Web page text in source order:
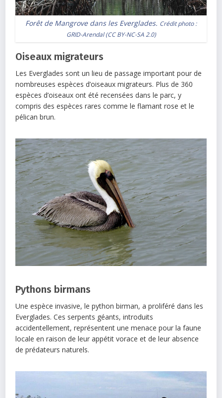
Forêt de Mangrove dans les Everglades. Crédit photo :
GRID-Arendal(CC BY-NC-SA 2.0)
Oiseaux migrateurs
Les Everglades sont un lieu de passage important pour de
nombreuses espèces d’oiseaux migrateurs. Plus de 360
espèces d’oiseaux ont été recensées dans le parc, y
compris des espèces rares comme le flamant rose et le
pélican brun.
Pythons birmans
Une espèce invasive, le python birman, a proliféré dans les
Everglades. Ces serpents géants, introduits
accidentellement, représentent une menace pour la faune
locale en raison de leur appétit vorace et de leur absence
de prédateurs naturels.